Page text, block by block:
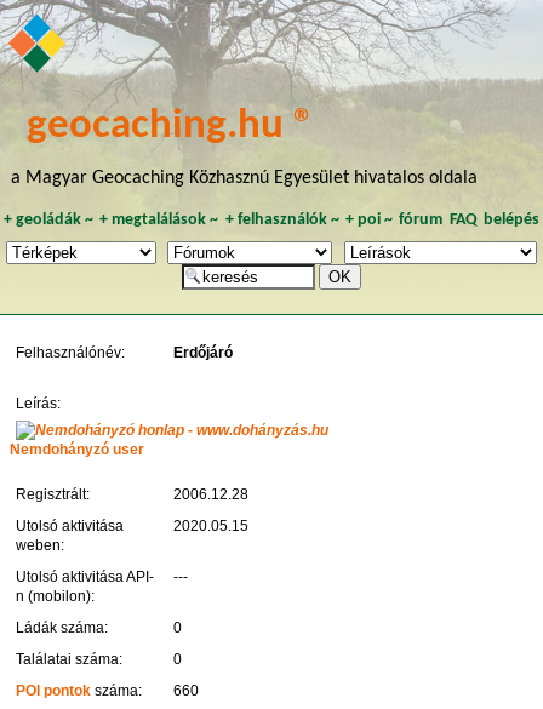
geocaching.hu ®
a Magyar Geocaching Közhasznú Egyesület hivatalos oldala
+ geoládák~ +megtalálások ~ + felhasználók~ + poi~ fórum FAQ belépés
Felhasználónév: Erdőjáró
Leírás:
Nemdohányzó user
Regisztrált:
2006.12.28
Utolsó aktivitása
weben:
2020.05.15
Utolsó aktivitása API-
n (mobilon):
---
Ládák száma:
0
Találatai száma:
0
POI pontok száma:
660